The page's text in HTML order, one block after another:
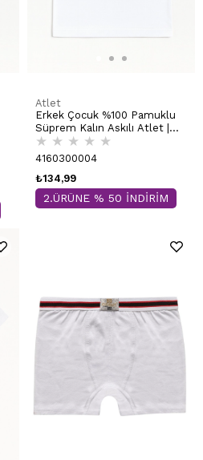
Atlet
Erkek Çocuk %100 Pamuklu
Süprem Kalın Askılı Atlet |
Beyaz K0702
★ ★ ★ ★ ★
4160300004
₺134,99
2.ÜRÜNE % 50 İNDİRİM